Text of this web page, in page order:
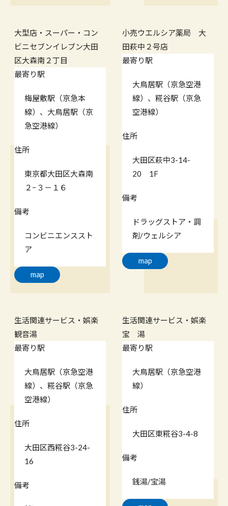
大型店・スーパー・コン
ビニセブンイレブン大田
区大森南２丁目
最寄り駅
梅屋敷駅（京急本
線）、大鳥居駅（京
急空港線）
住所
東京都大田区大森南
２−３－１６
備考
コンビニエンススト
ア
map
小売ウエルシア薬局 大
田萩中２号店
最寄り駅
大鳥居駅（京急空港
線）、糀谷駅（京急
空港線）
住所
大田区萩中3-14-
20 1F
備考
ドラッグストア・調
剤/ウェルシア
map
生活関連サービス・娯楽
観音湯
最寄り駅
大鳥居駅（京急空港
線）、糀谷駅（京急
空港線）
住所
大田区西糀谷3-24-
16
備考
生活関連サービス・娯楽
宝 湯
最寄り駅
大鳥居駅（京急空港
線）
住所
大田区東糀谷3-4-8
備考
銭湯/宝湯